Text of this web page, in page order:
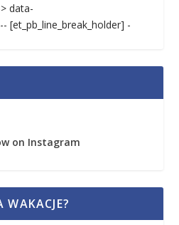
data-
[et_pb_line_break_holder] -
on Instagram